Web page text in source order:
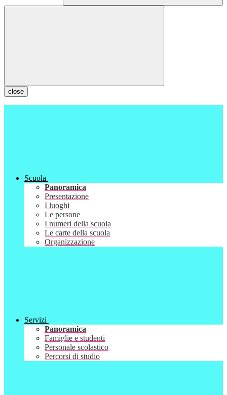
close
Scuola
Panoramica
Presentazione
I luoghi
Le persone
I numeri della scuola
Le carte della scuola
Organizzazione
Servizi
Panoramica
Famiglie e studenti
Personale scolastico
Percorsi di studio